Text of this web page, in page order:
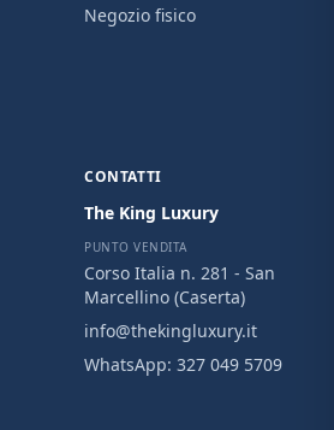
Negozio fisico
CONTATTI
The King Luxury
PUNTO VENDITA
Corso Italia n. 281 - San
Marcellino (Caserta)
info@thekingluxury.it
WhatsApp: 327 049 5709